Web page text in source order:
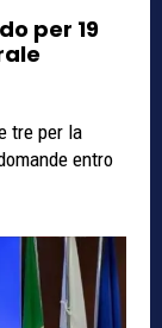
per 19
tre per la
entro